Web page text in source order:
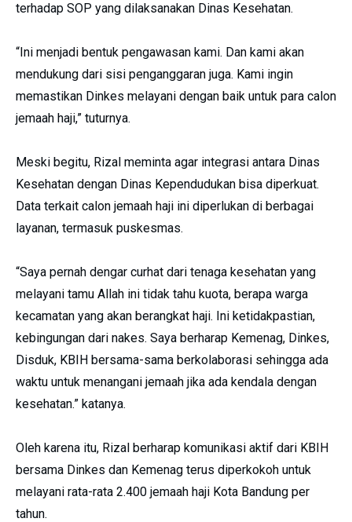
terhadap SOP yang dilaksanakan Dinas Kesehatan.
“Ini menjadi bentuk pengawasan kami. Dan kami akan
mendukung dari sisi penganggaran juga. Kami ingin
memastikan Dinkes melayani dengan baik untuk para calon
jemaah haji,” tuturnya.
Meski begitu, Rizal meminta agar integrasi antara Dinas
Kesehatan dengan Dinas Kependudukan bisa diperkuat.
Data terkait calon jemaah haji ini diperlukan di berbagai
layanan, termasuk puskesmas.
“Saya pernah dengar curhat dari tenaga kesehatan yang
melayani tamu Allah ini tidak tahu kuota, berapa warga
kecamatan yang akan berangkat haji. Ini ketidakpastian,
kebingungan dari nakes. Saya berharap Kemenag, Dinkes,
Disduk, KBIH bersama-sama berkolaborasi sehingga ada
waktu untuk menangani jemaah jika ada kendala dengan
kesehatan.” katanya.
Oleh karena itu, Rizal berharap komunikasi aktif dari KBIH
bersama Dinkes dan Kemenag terus diperkokoh untuk
melayani rata-rata 2.400 jemaah haji Kota Bandung per
tahun.